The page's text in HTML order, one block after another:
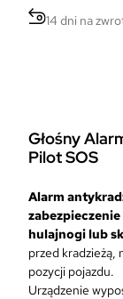
ć
A
o
w
r
o
w
y
A
n
14 dni na
Głośny
Pilot SOS
Alarm
hulajnogi lub
przed kradzieżą,
pozycji pojazdu.
Urządzenie